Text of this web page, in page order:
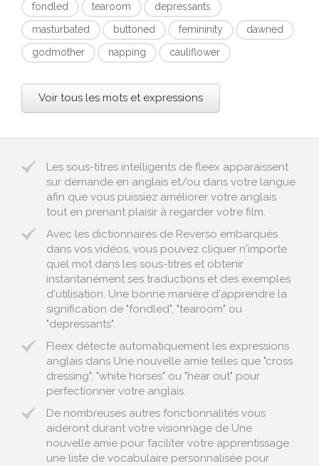
fondled tearoom
depressants
masturbated
buttoned femininity
dawned
godmother
napping cauliflower
Voir tous les mots et expressions
Les sous-titres intelligents de fleex apparaissent
sur demande en anglais et/ou dans votre langue
afin que vous puissiez améliorer votre anglais
tout en prenant plaisir à regarder votre film.
Avec les dictionnaires de Reverso embarqués
dans vos vidéos, vous pouvez cliquer n'importe
quel mot dans les sous-titres et obtenir
instantanément ses traductions et des exemples
d'utilisation. Une bonne manière d'apprendre la
signification de "fondled", "tearoom" ou
"depressants".
Fleex détecte automatiquement les expressions
anglais dans Une nouvelle amie telles que "cross
dressing", "white horses" ou "hear out" pour
perfectionner votre anglais.
De nombreuses autres fonctionnalités vous
aideront durant votre visionnage de Une
nouvelle amie pour faciliter votre apprentissage :
une liste de vocabulaire personnalisée pour